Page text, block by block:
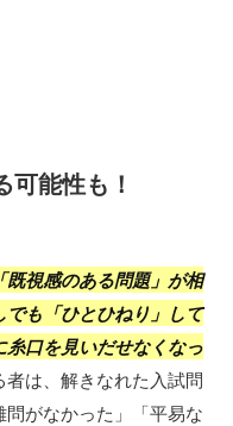
能性も！
視感のある問題」が相
も「ひとひねり」して
口を見いだせなくなっ
は、解きなれた入試問
がなかった」「平易な